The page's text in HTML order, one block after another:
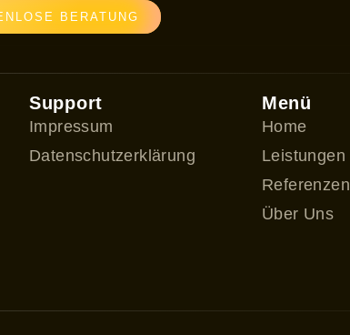
BERATUNG
Support
Impressum
Datenschutzerklärung
Menü
Home
Leistungen
Referenzen
Über Uns